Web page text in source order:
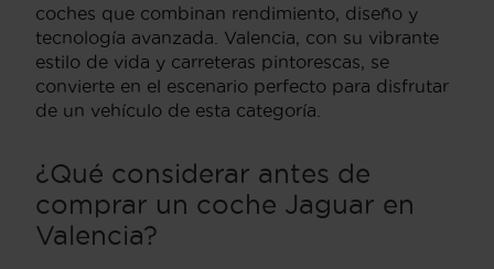
coches que combinan rendimiento, diseño y
tecnología avanzada. Valencia, con su vibrante
estilo de vida y carreteras pintorescas, se
convierte en el escenario perfecto para disfrutar
de un vehículo de esta categoría.
¿Qué considerar antes de
comprar un coche Jaguar en
Valencia?